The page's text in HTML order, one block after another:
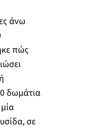
άνω
πώς
δωμάτια
σε